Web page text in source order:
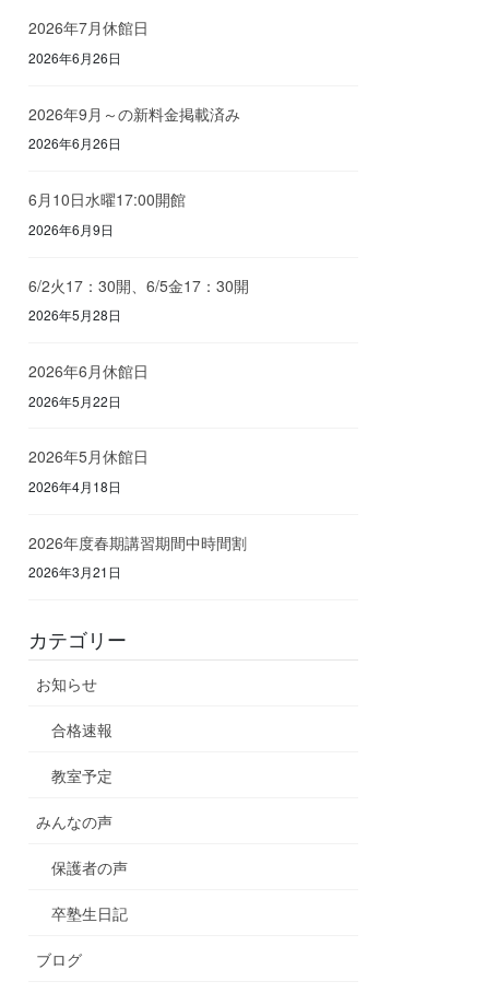
2026年7月休館日
2026年6月26日
2026年9月～の新料金掲載済み
2026年6月26日
6月10日水曜17:00開館
2026年6月9日
6/2火17：30開、6/5金17：30開
2026年5月28日
2026年6月休館日
2026年5月22日
2026年5月休館日
2026年4月18日
2026年度春期講習期間中時間割
2026年3月21日
カテゴリー
お知らせ
合格速報
教室予定
みんなの声
保護者の声
卒塾生日記
ブログ